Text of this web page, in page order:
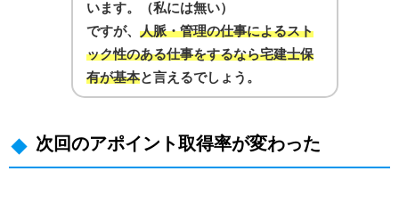
います。（私には無い）
ですが、人脈・管理の仕事によるスト
ック性のある仕事をするなら宅建士保
有が基本と言えるでしょう。
次回のアポイント取得率が変わった